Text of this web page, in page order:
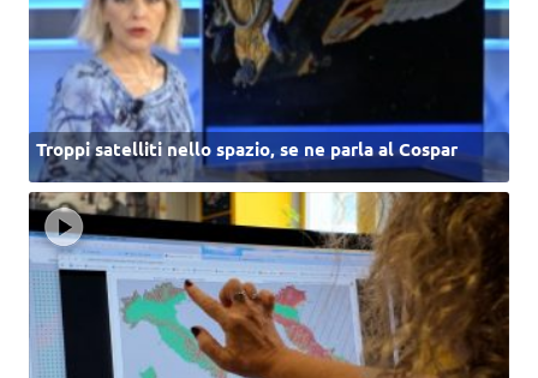
Troppi satelliti nello spazio, se ne parla al Cospar